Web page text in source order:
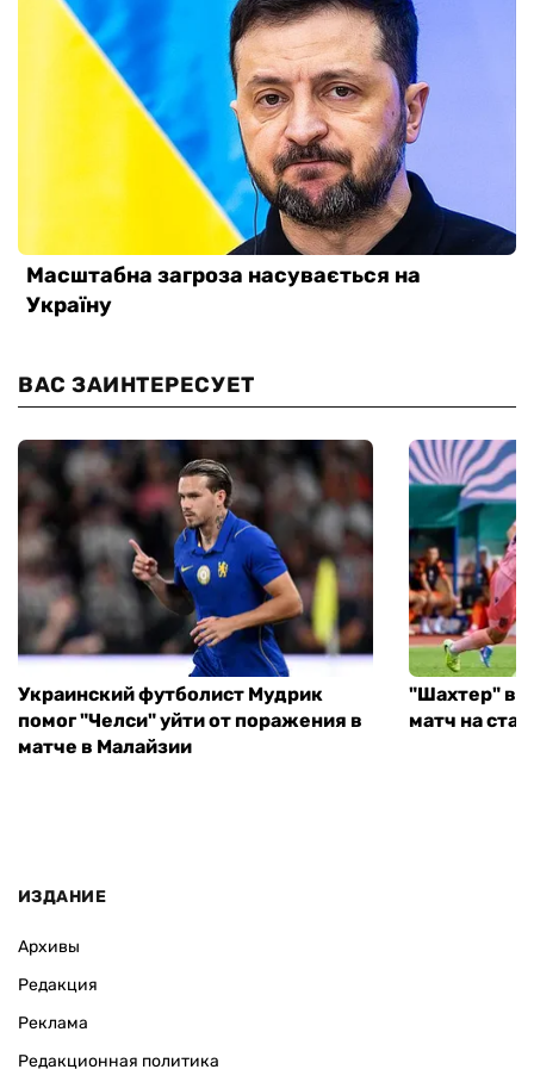
ВАС ЗАИНТЕРЕСУЕТ
Украинский футболист Мудрик
помог "Челси" уйти от поражения в
матче в Малайзии
"Шахтер"
матч на
ИЗДАНИЕ
Архивы
Редакция
Реклама
Редакционная политика